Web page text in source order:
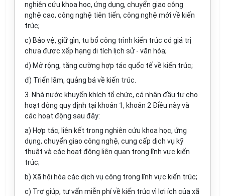
nghiên cứu khoa học, ứng dụng, chuyển giao công
nghệ cao, công nghệ tiên tiến, công nghệ mới về kiến
trúc;
c) Bảo vệ, giữ gìn, tu bổ công trình kiến trúc có giá trị
chưa được xếp hạng di tích lịch sử - văn hóa;
d) Mở rộng, tăng cường hợp tác quốc tế về kiến trúc;
đ) Triển lãm, quảng bá về kiến trúc.
3. Nhà nước khuyến khích tổ chức, cá nhân đầu tư cho
hoạt động quy định tại khoản 1, khoản 2 Điều này và
các hoạt động sau đây:
a) Hợp tác, liên kết trong nghiên cứu khoa học, ứng
dụng, chuyển giao công nghệ, cung cấp dịch vụ kỹ
thuật và các hoạt động liên quan trong lĩnh vực kiến
trúc;
b) Xã hội hóa các dịch vụ công trong lĩnh vực kiến trúc;
c) Trợ giúp, tư vấn miễn phí về kiến trúc vì lợi ích của xã